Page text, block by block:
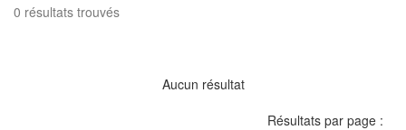
0 résultats trouvés
Aucun résultat
Résultats par page :